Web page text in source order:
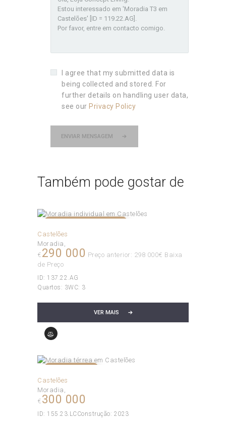
I agree that my submitted data is
being collected and stored. For
further details on handling user data,
see ourPrivacy Policy
ENVIAR MENSAGEM
Também pode gostar de
Castelões
Moradia
€ 290 000 Preço anterior: 298 000€ Baixa
de Preço
ID: 137.22.AG
Quartos: 3WC: 3
VER MAIS
Castelões
Moradia
€ 300 000
ID: 155.23.LCConstrução: 2023